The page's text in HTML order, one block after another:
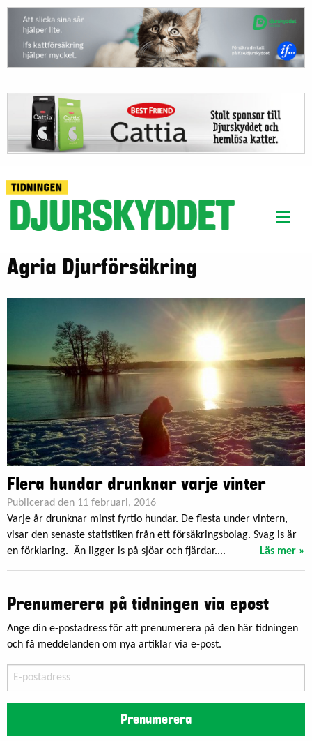
Agria Djurförsäkring
Flera hundar drunknar varje vinter
Publicerad den 11 februari, 2016
Varje år drunknar minst fyrtio hundar. De flesta under vintern,
visar den senaste statistiken från ett försäkringsbolag. Svag is är
en förklaring. Än ligger is på sjöar och fjärdar....
Läs mer »
Prenumerera på tidningen via epost
Ange din e-postadress för att prenumerera på den här tidningen
och få meddelanden om nya artiklar via e-post.
postadress
Prenumerera